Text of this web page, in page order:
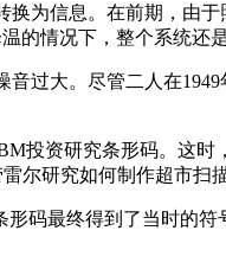
为信息。在前期，由
的情况下，整个系统还
过大。尽管二人在
投资研究条形码。这
尔研究如何制作超市扫
码最终得到了当时的